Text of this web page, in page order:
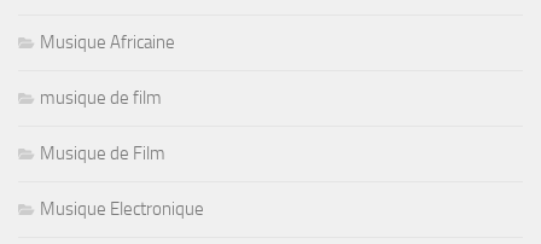
Musique Africaine
musique de film
Musique de Film
Musique Electronique